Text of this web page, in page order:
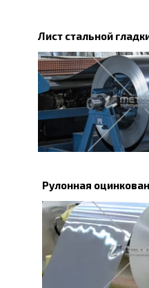
Лист стальной
Рулонная